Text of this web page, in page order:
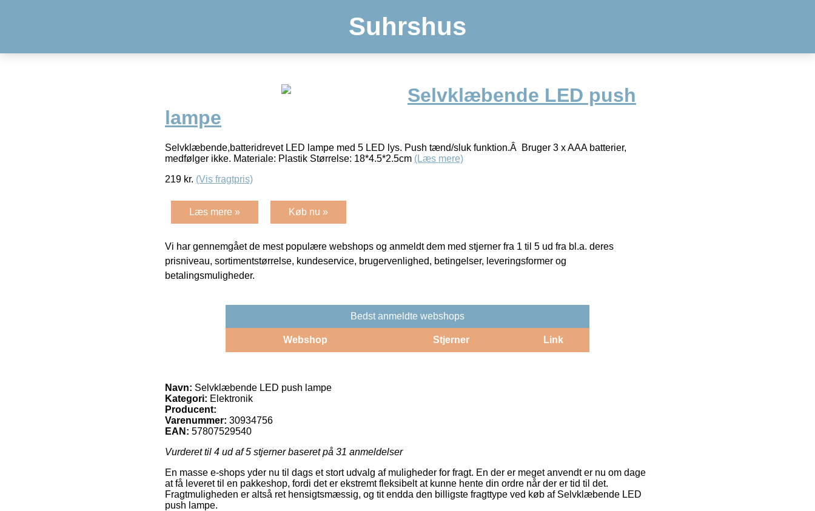
Suhrshus
Selvklæbende LED push
lampe
Selvklæbende,batteridrevet LED lampe med 5 LED lys. Push tænd/sluk funktion.Â Bruger 3 x AAA batterier,
medfølger ikke. Materiale: Plastik Størrelse: 18*4.5*2.5cm (Læs mere)
219 kr. (Vis fragtpris)
Læs mere » Køb nu »
Vi har gennemgået de mest populære webshops og anmeldt dem med stjerner fra 1 til 5 ud fra bl.a. deres
prisniveau, sortimentstørrelse, kundeservice, brugervenlighed, betingelser, leveringsformer og
betalingsmuligheder.
Bedst anmeldte webshops
Webshop Stjerner Link
Navn: Selvklæbende LED push lampe
Kategori: Elektronik
Producent:
Varenummer: 30934756
EAN: 57807529540
Vurderet til 4 ud af 5 stjerner baseret på 31 anmeldelser
En masse e-shops yder nu til dags et stort udvalg af muligheder for fragt. En der er meget anvendt er nu om dage
at få leveret til en pakkeshop, fordi det er ekstremt fleksibelt at kunne hente din ordre når der er tid til det.
Fragtmuligheden er altså ret hensigtsmæssig, og tit endda den billigste fragttype ved køb af Selvklæbende LED
push lampe.